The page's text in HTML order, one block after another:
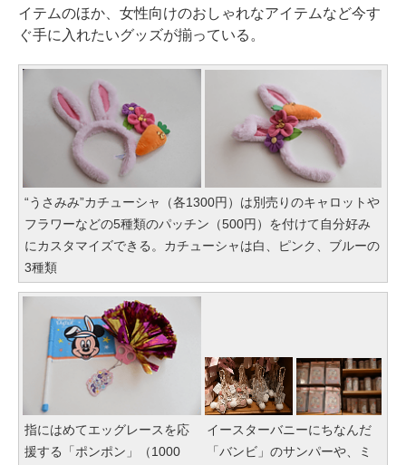
イテムのほか、女性向けのおしゃれなアイテムなど今す
ぐ手に入れたいグッズが揃っている。
“うさみみ”カチューシャ（各1300円）は別売りのキャロットや
フラワーなどの5種類のパッチン（500円）を付けて自分好み
にカスタマイズできる。カチューシャは白、ピンク、ブルーの
3種類
指にはめてエッグレースを応
援する「ポンポン」（1000
イースターバニーにちなんだ
「バンビ」のサンパーや、ミ